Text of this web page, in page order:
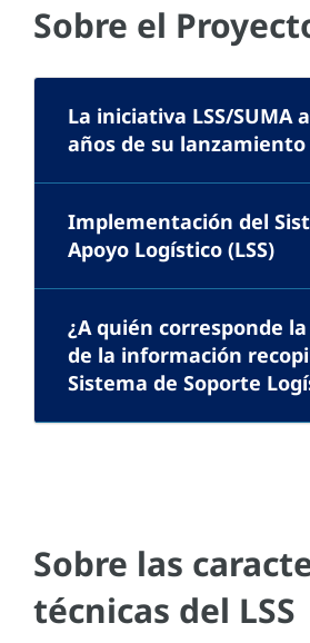
Sobre el
La iniciativa LSS/SUMA
años de su lanzamiento
Implementación del
Apoyo Logístico (LSS)
¿A quién corresponde
de la información
Sistema de Soporte
Sobre las
técnicas del LSS